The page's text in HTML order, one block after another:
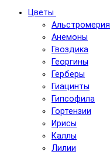
Цветы
Альстромерия
Анемоны
Гвоздика
Георгины
Герберы
Гиацинты
Гипсофила
Гортензии
Ирисы
Каллы
Лилии